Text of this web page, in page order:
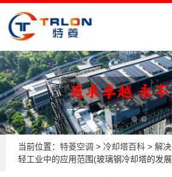
当前位置： 特菱空调 > 冷却塔百科 > 解
轻工业中的应用范围(玻璃钢冷却塔的发